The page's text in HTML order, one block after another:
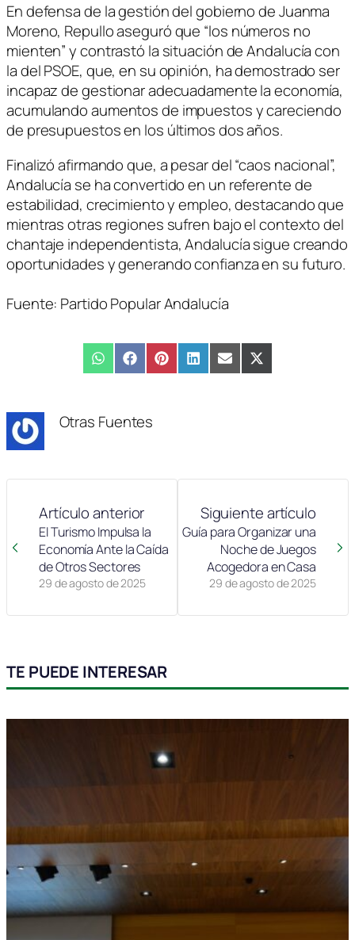
En defensa de la gestión del gobierno de Juanma
Moreno, Repullo aseguró que “los números no
mienten” y contrastó la situación de Andalucía con
la del PSOE, que, en su opinión, ha demostrado ser
incapaz de gestionar adecuadamente la economía,
acumulando aumentos de impuestos y careciendo
de presupuestos en los últimos dos años.
Finalizó afirmando que, a pesar del “caos nacional”,
Andalucía se ha convertido en un referente de
estabilidad, crecimiento y empleo, destacando que
mientras otras regiones sufren bajo el contexto del
chantaje independentista, Andalucía sigue creando
oportunidades y generando confianza en su futuro.
Fuente: Partido Popular Andalucía
Compartir
en
WhatsAppCompartir
en
FacebookCompartir
en
PinterestCompartir
en
LinkedInCompartir
en
EmailCompartir
en
X
(Twitter)
Otras Fuentes
Artículo anterior
29 de agosto de 2025
El Turismo Impulsa la
Economía Ante la Caída
de Otros Sectores
Siguiente artículo
29 de agosto de 2025
Guía para Organizar una
Noche de Juegos
Acogedora en Casa
TE PUEDE INTERESAR